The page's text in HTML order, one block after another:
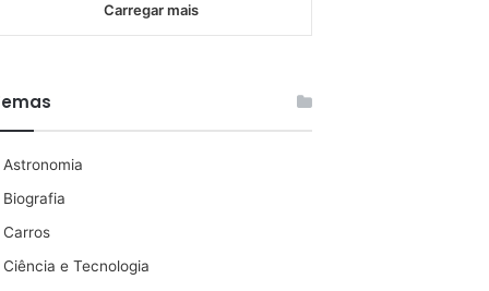
Carregar mais
Astronomia
Biografia
Carros
Ciência e Tecnologia